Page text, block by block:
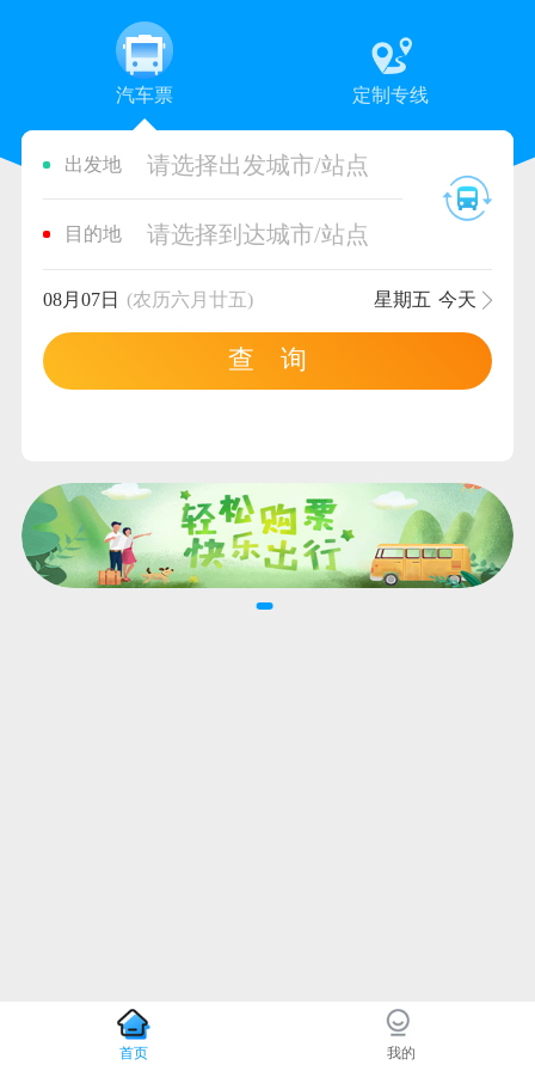
汽车票 定制专线
出发地 请选择出发城市/站点
目的地 请选择到达城市/站点
08月07日 (农历六月廿五) 星期五 今天
查 询
首页 我的